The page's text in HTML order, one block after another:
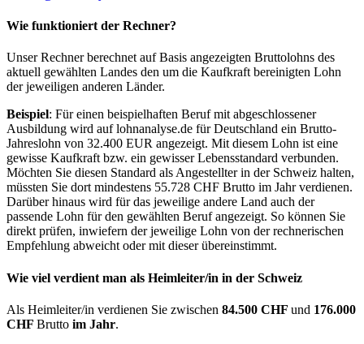
Wie funktioniert der Rechner?
Unser Rechner berechnet auf Basis angezeigten Bruttolohns des
aktuell gewählten Landes den um die Kaufkraft bereinigten Lohn
der jeweiligen anderen Länder.
Beispiel: Für einen beispielhaften Beruf mit abgeschlossener
Ausbildung wird auf lohnanalyse.de für Deutschland ein Brutto-
Jahreslohn von 32.400 EUR angezeigt. Mit diesem Lohn ist eine
gewisse Kaufkraft bzw. ein gewisser Lebensstandard verbunden.
Möchten Sie diesen Standard als Angestellter in der Schweiz halten,
müssten Sie dort mindestens 55.728 CHF Brutto im Jahr verdienen.
Darüber hinaus wird für das jeweilige andere Land auch der
passende Lohn für den gewählten Beruf angezeigt. So können Sie
direkt prüfen, inwiefern der jeweilige Lohn von der rechnerischen
Empfehlung abweicht oder mit dieser übereinstimmt.
Wie viel verdient man als Heimleiter/in in der Schweiz
Als Heimleiter/in verdienen Sie zwischen 84.500 CHF und 176.000
CHF Brutto im Jahr.